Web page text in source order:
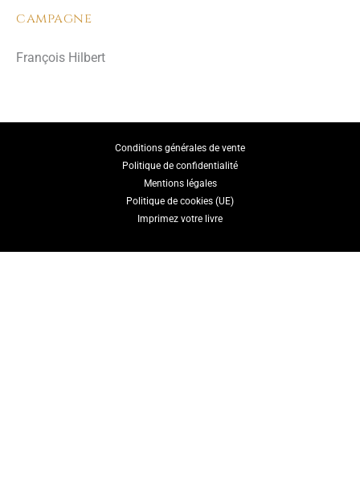
campagne
François Hilbert
Conditions générales de vente
Politique de confidentialité
Mentions légales
Politique de cookies (UE)
Imprimez votre livre